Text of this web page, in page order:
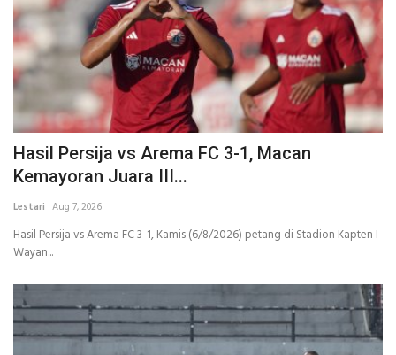
Hasil Persija vs Arema FC 3-1, Macan
Kemayoran Juara III...
Lestari Aug 7, 2026
Hasil Persija vs Arema FC 3-1, Kamis (6/8/2026) petang di Stadion Kapten I
Wayan...